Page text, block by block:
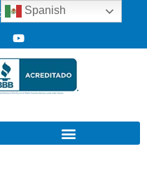
(664) 9766433
Spanish